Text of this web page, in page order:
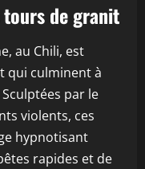
de granit
au Chili, est
qui culminent à
par le
violents, ces
hypnotisant
rapides et de